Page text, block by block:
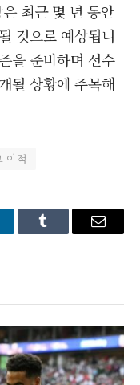
최근 몇 년 동안
것으로 예상됩니
을 준비하며 선수
될 상황에 주목해
이적
Tumblr Email